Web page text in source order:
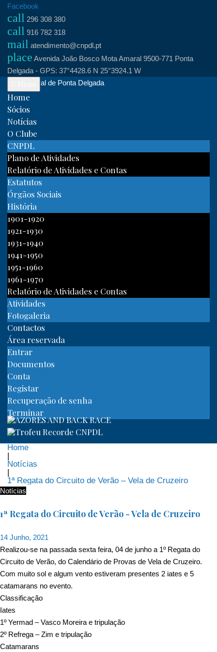
Skip
content
Facebook
call 296 308 380
call 916 782 318
mail atendimento@cnpdl.pt
place Avenida João Bosco Mota Amaral 9500-771 Ponta
Delgada - GPS: 37°4428.6 N 25°3924.1 W
Clube Naval de Ponta Delgada
Home
Sócios
Notícias
O Clube
CNPDL
Plano de Atividades
Relatório de Atividades e Contas
Estatutos
Órgãos Sociais
História
1901-1920
1921-1930
1931-1940
1941-1950
1951-1960
1961-1970
Relatório de Atividades e Contas
Atividades
Fotogaleria
Contactos
Área reservada
Entrar
Documentos
Conta
Registar
Recuperação de senha
Terminar
Home
|
Notícias
|
1ª Regata do Circuito de Verão – Vela de Cruzeiro
Notícias
1ª Regata do Circuito de Verão - Vela de Cruzeiro
14 Junho, 2021
Realizou-se na passada sexta feira, 04 de junho a 1º Regata do
Circuito de Verão, do Calendário de Provas de Vela de Cruzeiro.
Com muito sol e algum vento estiveram presentes 2 iates e 5
catamarans no evento.
Classificação
Iates
1º Yermad – Vasco Moreira e tripulação
2º Refrega – Zim e tripulação
Catamarans